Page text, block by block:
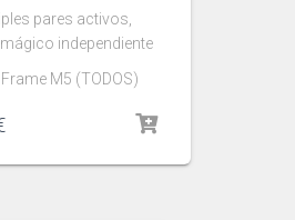
pares activos,
independiente
Frame M5 (TODOS)